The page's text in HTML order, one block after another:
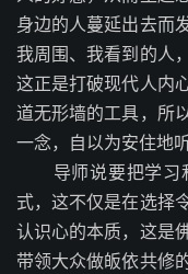
身边的人蔓延出去而
我周围、我看到的人
这正是打破现代人内
道无形墙的工具，所
一念，自以为安住地
导师说要把学习
式，这不仅是在选择
认识心的本质，这是
带领大众做皈依共修